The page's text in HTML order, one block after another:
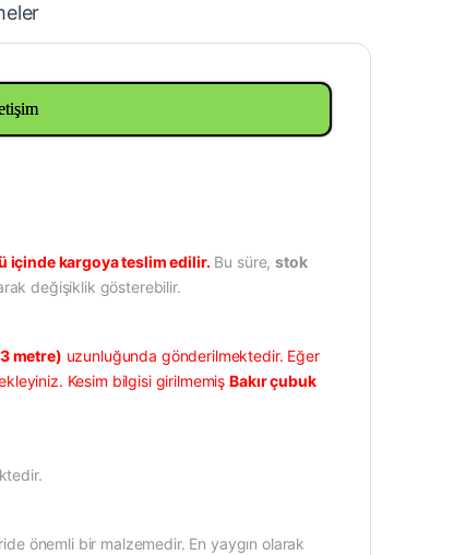
içinde kargoya teslim edilir. Bu süre,stok
değişiklik gösterebilir.
metre) uzunluğunda gönderilmektedir. Eğer
Kesim bilgisi girilmemişBakır çubuk
önemli bir malzemedir. En yaygın olarak